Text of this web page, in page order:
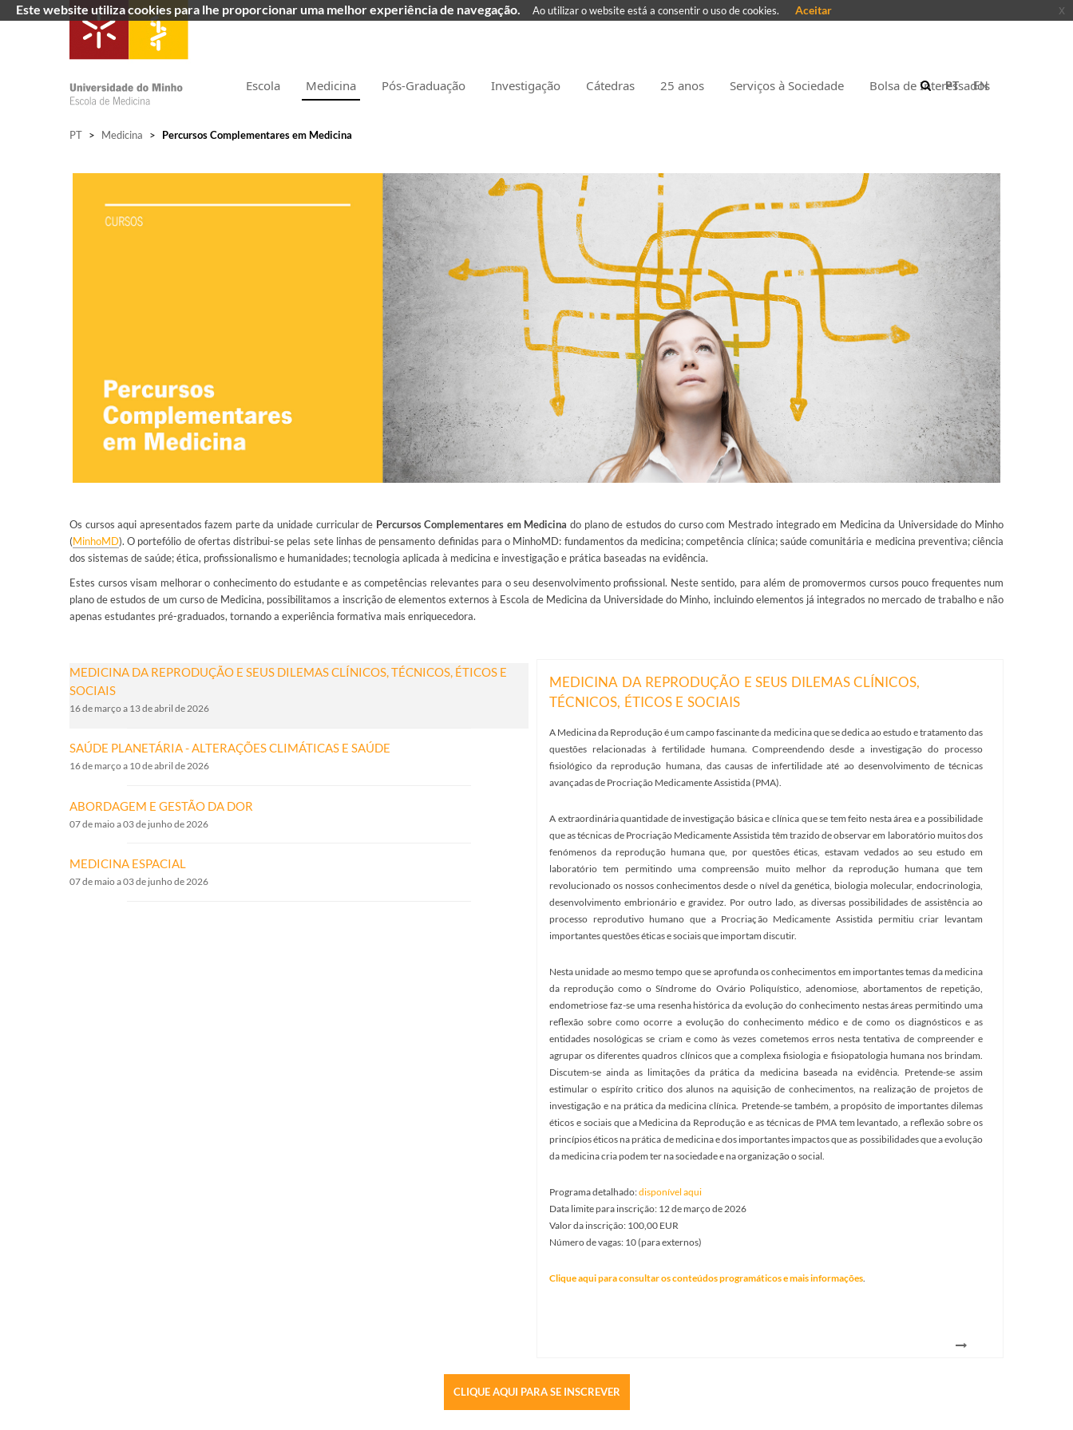
Escola Medicina Pós-Graduação Investigação Cátedras 25 anos Serviços à Sociedade Bolsa de Interessados
EN
PT
PT > Medicina > Percursos Complementares em Medicina
Os cursos aqui apresentados fazem parte da unidade curricular de Percursos Complementares em Medicina do plano de estudos do curso com Mestrado integrado em Medicina da Universidade do Minho
(MinhoMD). O portefólio de ofertas distribui-se pelas sete linhas de pensamento definidas para o MinhoMD: fundamentos da medicina; competência clínica; saúde comunitária e medicina preventiva; ciência
dos sistemas de saúde; ética, profissionalismo e humanidades; tecnologia aplicada à medicina e investigação e prática baseadas na evidência.
Estes cursos visam melhorar o conhecimento do estudante e as competências relevantes para o seu desenvolvimento profissional. Neste sentido, para além de promovermos cursos pouco frequentes num
plano de estudos de um curso de Medicina, possibilitamos a inscrição de elementos externos à Escola de Medicina da Universidade do Minho, incluindo elementos já integrados no mercado de trabalho e não
apenas estudantes pré-graduados, tornando a experiência formativa mais enriquecedora.
MEDICINA DA REPRODUÇÃO E SEUS DILEMAS CLÍNICOS, TÉCNICOS, ÉTICOS E
SOCIAIS
16 de março a 13 de abril de 2026
SAÚDE PLANETÁRIA - ALTERAÇÕES CLIMÁTICAS E SAÚDE
16 de março a 10 de abril de 2026
ABORDAGEM E GESTÃO DA DOR
07 de maio a 03 de junho de 2026
MEDICINA ESPACIAL
07 de maio a 03 de junho de 2026
MEDICINA DA REPRODUÇÃO E SEUS DILEMAS CLÍNICOS,
TÉCNICOS, ÉTICOS E SOCIAIS
A Medicina da Reprodução é um campo fascinante da medicina que se dedica ao estudo e tratamento das
questões relacionadas à fertilidade humana. Compreendendo desde a investigação do processo
fisiológico da reprodução humana, das causas de infertilidade até ao desenvolvimento de técnicas
avançadas de Procriação Medicamente Assistida (PMA).
A extraordinária quantidade de investigação básica e clínica que se tem feito nesta área e a possibilidade
que as técnicas de Procriação Medicamente Assistida têm trazido de observar em laboratório muitos dos
fenómenos da reprodução humana que, por questões éticas, estavam vedados ao seu estudo em
laboratório tem permitindo uma compreensão muito melhor da reprodução humana que tem
revolucionado os nossos conhecimentos desde o nível da genética, biologia molecular, endocrinologia,
desenvolvimento embrionário e gravidez. Por outro lado, as diversas possibilidades de assistência ao
processo reprodutivo humano que a Procriação Medicamente Assistida permitiu criar levantam
importantes questões éticas e sociais que importam discutir.
Nesta unidade ao mesmo tempo que se aprofunda os conhecimentos em importantes temas da medicina
da reprodução como o Síndrome do Ovário Poliquístico, adenomiose, abortamentos de repetição,
endometriose faz-se uma resenha histórica da evolução do conhecimento nestas áreas permitindo uma
reflexão sobre como ocorre a evolução do conhecimento médico e de como os diagnósticos e as
entidades nosológicas se criam e como às vezes cometemos erros nesta tentativa de compreender e
agrupar os diferentes quadros clínicos que a complexa fisiologia e fisiopatologia humana nos brindam.
Discutem-se ainda as limitações da prática da medicina baseada na evidência. Pretende-se assim
estimular o espírito critico dos alunos na aquisição de conhecimentos, na realização de projetos de
investigação e na prática da medicina clínica. Pretende-se também, a propósito de importantes dilemas
éticos e sociais que a Medicina da Reprodução e as técnicas de PMA tem levantado, a reflexão sobre os
princípios éticos na prática de medicina e dos importantes impactos que as possibilidades que a evolução
da medicina cria podem ter na sociedade e na organização o social.
Programa detalhado:disponível aqui
Data limite para inscrição: 12 de março de 2026
Valor da inscrição: 100,00 EUR
Número de vagas: 10 (para externos)
Clique aqui para consultar os conteúdos programáticos e mais informações.
CLIQUE AQUI PARA SE INSCREVER
Este website utiliza cookies para lhe proporcionar uma melhor experiência de navegação. Ao utilizar o website está a consentir o uso de cookies. Aceitar x